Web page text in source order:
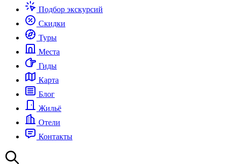
Подбор экскурсий
Скидки
Туры
Места
Гиды
Карта
Блог
Жильё
Отели
Контакты